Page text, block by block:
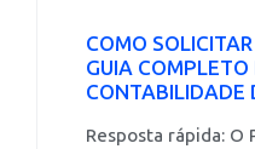
COMO
GUIA
CONTABILIDADE
Resposta rápida: O